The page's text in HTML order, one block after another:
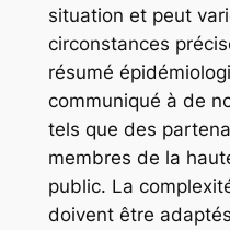
situation et peut
circonstances
résumé
communiqué à de
tels que des
membres de la
public. La
doivent être